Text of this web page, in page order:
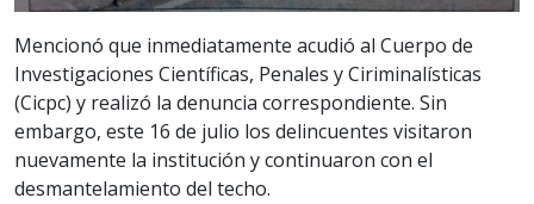
Mencionó que inmediatamente acudió al Cuerpo de
Investigaciones Científicas, Penales y Ciriminalísticas
(Cicpc) y realizó la denuncia correspondiente. Sin
embargo, este 16 de julio los delincuentes visitaron
nuevamente la institución y continuaron con el
desmantelamiento del techo.